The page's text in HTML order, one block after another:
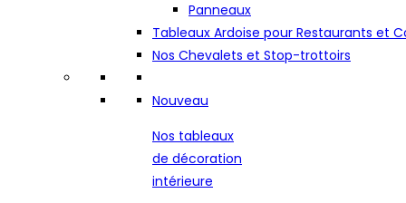
Panneaux
Tableaux Ardoise pour Restaurants et
Nos Chevalets et Stop-trottoirs
Nouveau
Nos tableaux
de décoration
intérieure